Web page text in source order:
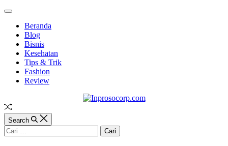
Skip
content
Off
CanvasBeranda
Blog
Bisnis
Kesehatan
Tips & Trik
Fashion
Review
Inprosocorp.com
Random
Article
Search
Cari
untuk: